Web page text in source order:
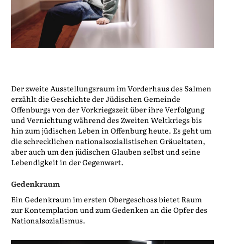
Der zweite Ausstellungsraum im Vorderhaus des Salmen
erzählt die Geschichte der Jüdischen Gemeinde
Offenburgs von der Vorkriegszeit über ihre Verfolgung
und Vernichtung während des Zweiten Weltkriegs bis
hin zum jüdischen Leben in Offenburg heute. Es geht um
die schrecklichen nationalsozialistischen Gräueltaten,
aber auch um den jüdischen Glauben selbst und seine
Lebendigkeit in der Gegenwart.
Gedenkraum
Ein Gedenkraum im ersten Obergeschoss bietet Raum
zur Kontemplation und zum Gedenken an die Opfer des
Nationalsozialismus.